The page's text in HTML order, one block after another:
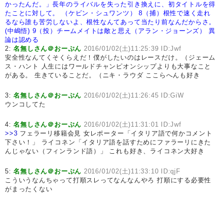
かったんだ。」長年のライバルを失った引き換えに、初タイトルを得
たことに対して。 （ケビン・シュワンツ）
8（捕）根性で速く走れ
るなら誰も苦労しないよ、根性なんてあって当たり前なんだからさ。
(中嶋悟) 9（投）チームメイトは敵と思え（アラン・ジョーンズ）
異
論は認める
2:名無しさん＠おーぷん 2016/01/02(土)11:25:39 ID:Jwf
安全性なんてくそくらえだ！僕がしたいのはレースだけ。（ジェーム
ス・ハント 人生にはワールドチャンピオンシップよりも大事なこと
がある。 生きていることだ。（ニキ・ラウダ ここらへんも好き
3:名無しさん＠おーぷん 2016/01/02(土)11:26:45 ID:GiW
ウンコしてた
4:名無しさん＠おーぷん 2016/01/02(土)11:31:01 ID:Jwf
>>3 フェラーリ移籍会見 女レポーター「イタリア語で何かコメント
下さい！」 ライコネン「イタリア語を話すためにファラーリにきた
んじゃない（フィンランド語）」 これも好き、ライコネン大好き
5:名無しさん＠おーぷん 2016/01/02(土)11:33:10 ID:qjF
こういうなんちゃって打順スレってなんなんやろ 打順にする必要性
がまったくない